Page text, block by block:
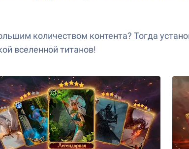
количеством контента? Тогда
вселенной титанов!